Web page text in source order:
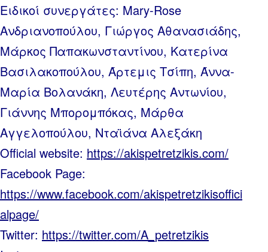
Ειδικοί συνεργάτες: Mary-Rose
Ανδριανοπούλου, Γιώργος Αθανασιάδης,
Μάρκος Παπακωνσταντίνου, Κατερίνα
Βασιλακοπούλου, Άρτεμις Τσίπη, Άννα-
Μαρία Βολανάκη, Λευτέρης Αντωνίου,
Γιάννης Μπορομπόκας, Μάρθα
Αγγελοπούλου, Νταϊάνα Αλεξάκη
Official website: https://akispetretzikis.com/
Facebook Page:
https://www.facebook.com/akispetretzikisoffici
alpage/
Twitter: https://twitter.com/A_petretzikis